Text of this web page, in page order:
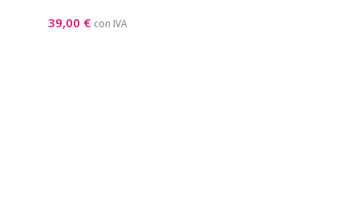
39,00 € con IVA